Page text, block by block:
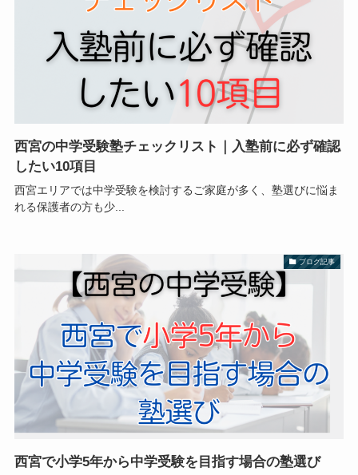
西宮の中学受験塾チェックリスト｜入塾前に必ず確認
したい10項目
西宮エリアでは中学受験を検討するご家庭が多く、塾選びに悩ま
れる保護者の方も少...
ブログ記事
西宮で小学5年から中学受験を目指す場合の塾選び